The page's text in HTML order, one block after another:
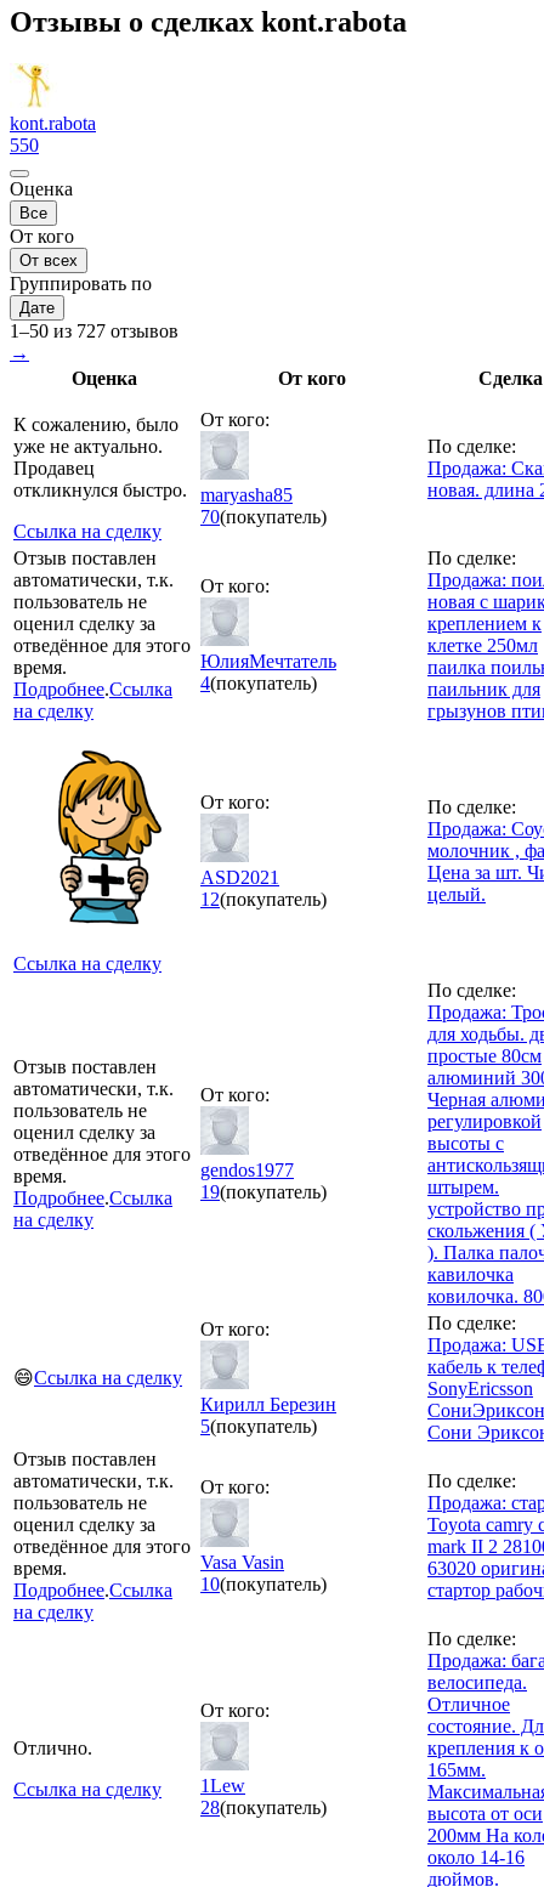
Отзывы о сделках kont.rabota
kont.rabota
550
Оценка
Все
От кого
От всех
Группировать по
Дате
1–50 из 727 отзывов
→
Оценка
От кого Сделка
К сожалению, было
уже не актуально.
Продавец
откликнулся быстро.
Ссылка на сделку
От кого:
maryasha85
70(покупатель)
По сделке:
Продажа:
новая. длина
Отзыв поставлен
автоматически, т.к.
пользователь не
оценил сделку за
отведённое для этого
время.
Подробнее.Ссылка
на сделку
От кого:
ЮлияМечтатель
4(покупатель)
По сделке:
Продажа:
новая с
креплением к
клетке 250мл
паилка
паильник для
грызунов
Ссылка на сделку
От кого:
ASD2021
12(покупатель)
По сделке:
Продажа:
молочник ,
Цена за шт.
целый.
Отзыв поставлен
автоматически, т.к.
пользователь не
оценил сделку за
отведённое для этого
время.
Подробнее.Ссылка
на сделку
От кого:
gendos1977
19(покупатель)
По сделке:
Продажа:
для ходьбы.
простые 80см
алюминий
Черная
регулировкой
высоты с
штырем.
устройство
скольжения
). Палка
кавилочка
ковилочка.
😄Ссылка на сделку
От кого:
Кирилл Березин
5(покупатель)
По сделке:
Продажа:
кабель к
SonyEricsson
СониЭриксон
Сони
Отзыв поставлен
автоматически, т.к.
пользователь не
оценил сделку за
отведённое для этого
время.
Подробнее.Ссылка
на сделку
От кого:
Vasa Vasin
10(покупатель)
По сделке:
Продажа:
Toyota camry
mark II 2
63020
стартор
Отлично.
Ссылка на сделку
От кого:
1Lew
28(покупатель)
По сделке:
Продажа:
велосипеда.
Отличное
состояние.
крепления к
165мм.
высота от оси
200мм На
около 14-16
дюймов.